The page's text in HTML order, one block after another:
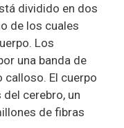
dividido en dos
de los cuales
Los
una banda de
calloso. El cuerpo
cerebro, un
de fibras